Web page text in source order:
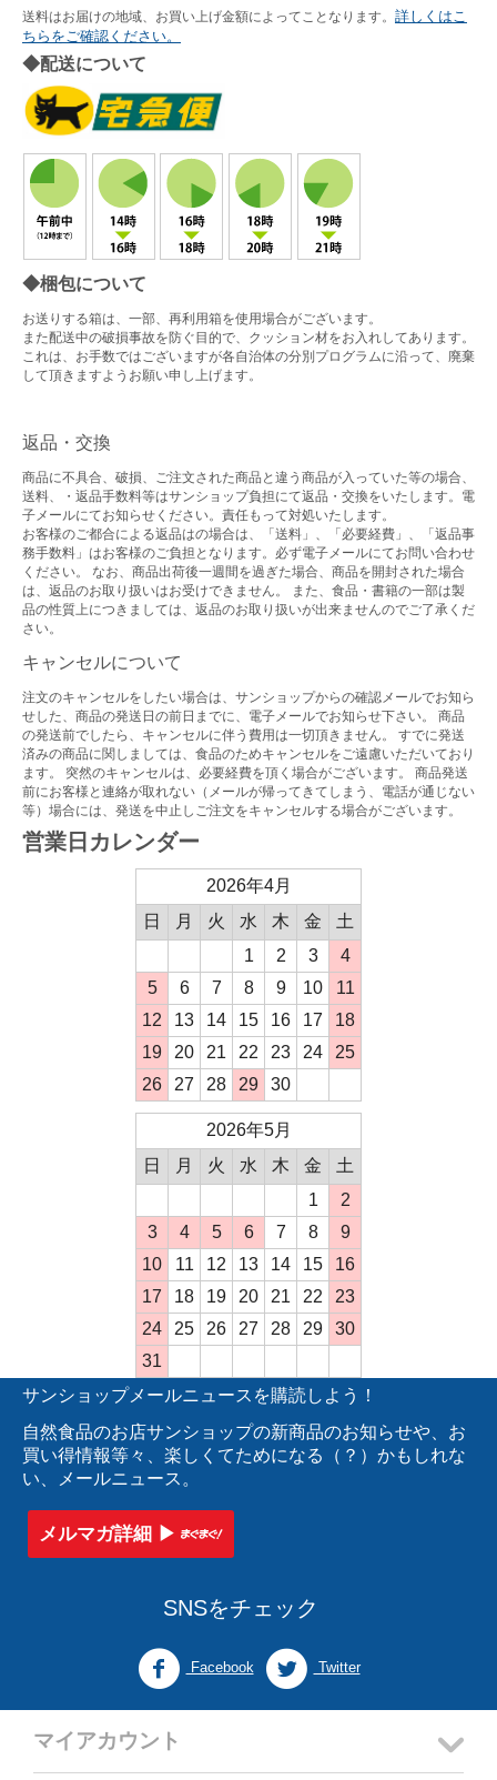
送料はお届けの地域、お買い上げ金額によってことなります。 詳しくはこ
ちらをご確認ください。
◆配送について
◆梱包について
お送りする箱は、一部、再利用箱を使用場合がございます。
また配送中の破損事故を防ぐ目的で、クッション材をお入れしてあります。
これは、お手数ではございますが各自治体の分別プログラムに沿って、廃棄
して頂きますようお願い申し上げます。
返品・交換
商品に不具合、破損、ご注文された商品と違う商品が入っていた等の場合、
送料、・返品手数料等はサンショップ負担にて返品・交換をいたします。電
子メールにてお知らせください。責任もって対処いたします。
お客様のご都合による返品はの場合は、「送料」、「必要経費」、「返品事
務手数料」はお客様のご負担となります。必ず電子メールにてお問い合わせ
ください。 なお、商品出荷後一週間を過ぎた場合、商品を開封された場合
は、返品のお取り扱いはお受けできません。 また、食品・書籍の一部は製
品の性質上につきましては、返品のお取り扱いが出来ませんのでご了承くだ
さい。
キャンセルについて
注文のキャンセルをしたい場合は、サンショップからの確認メールでお知ら
せした、商品の発送日の前日までに、電子メールでお知らせ下さい。 商品
の発送前でしたら、キャンセルに伴う費用は一切頂きません。 すでに発送
済みの商品に関しましては、食品のためキャンセルをご遠慮いただいており
ます。 突然のキャンセルは、必要経費を頂く場合がございます。 商品発送
前にお客様と連絡が取れない（メールが帰ってきてしまう、電話が通じない
等）場合には、発送を中止しご注文をキャンセルする場合がございます。
営業日カレンダー
2026年4月
日
月 火 水 木 金
土
1
2 3
4
5
6 7 8 9 10
11
12
13 14 15 16 17
18
19
20 21 22 23 24
25
26
27 28 29 30
2026年5月
日
月 火 水 木 金
土
1
2
3
4 5 6 7 8
9
10
11 12 13 14 15
16
17
18 19 20 21 22
23
24
25 26 27 28 29
30
31
サンショップメールニュースを購読しよう！
自然食品のお店サンショップの新商品のお知らせや、お
買い得情報等々、楽しくてためになる（？）かもしれな
い、メールニュース。
メルマガ詳細 ▶︎
SNSをチェック
Facebook Twitter
マイアカウント